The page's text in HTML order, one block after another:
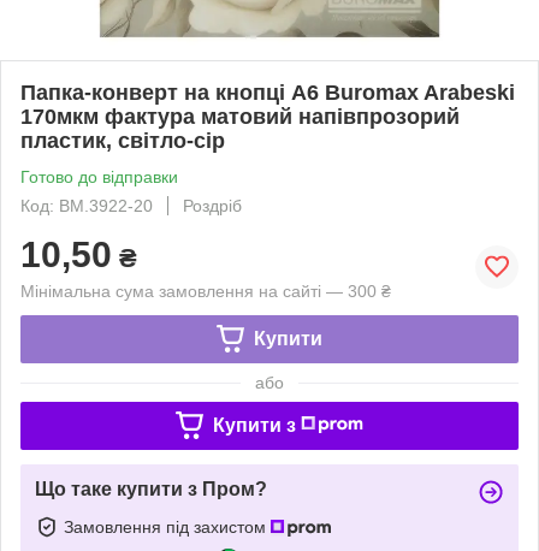
Папка-конверт на кнопці А6 Buromax Arabeski
170мкм фактура матовий напівпрозорий
пластик, світло-сір
Готово до відправки
Код: BM.3922-20
Роздріб
10,50 ₴
Мінімальна сума замовлення на сайті — 300 ₴
Купити
або
Купити з
Що таке купити з Пром?
Замовлення під захистом